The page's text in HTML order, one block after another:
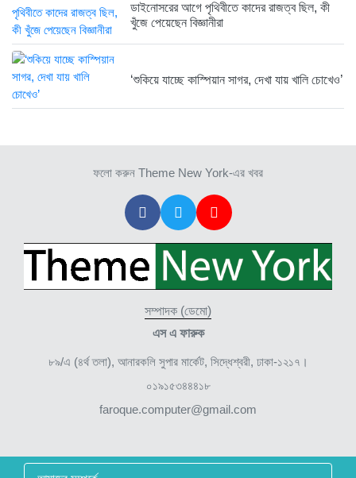
১ বছর আগে
স্থলপথে সুতা আমদানি বন্ধে কোণঠাসা...
ডাইনোসরের আগে পৃথিবীতে কাদের রাজত্ব ছিল, কী
খুঁজে পেয়েছেন বিজ্ঞানীরা
‘শুকিয়ে যাচ্ছে কাস্পিয়ান সাগর, দেখা যায় খালি চোখেও’
ফলো করুন Theme New York-এর খবর
সম্পাদক (ডেমো)
এস এ ফারুক
৮৯/এ (৪র্থ তলা), আনারকলি সুপার মার্কেট, সিদ্ধেশ্বরী, ঢাকা-১২১৭।
০১৯১৫৩৪৪৪১৮
faroque.computer@gmail.com